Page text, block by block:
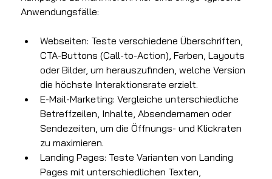
Anwendungsfälle:
Webseiten: Teste verschiedene Überschriften,
CTA-Buttons (Call-to-Action), Farben, Layouts
oder Bilder, um herauszufinden, welche Version
die höchste Interaktionsrate erzielt.
E-Mail-Marketing: Vergleiche unterschiedliche
Betreffzeilen, Inhalte, Absendernamen oder
Sendezeiten, um die Öffnungs- und Klickraten
zu maximieren.
Landing Pages: Teste Varianten von Landing
Pages mit unterschiedlichen Texten,